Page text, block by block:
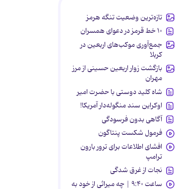
تازه‌ترین وضعیت تنگه هرمز
۱۰ خط قرمز در دعوای همسران
جمع‌آوری موکب‌های اربعین در
کربلا
بازگشت زوار اربعین حسینی از مرز
مهران
شاه کلید دوستی با حضرت امیر
اوکراین سند منگوله‌دار آمریکا!
آگاهی بدون فرسودگی
فرمول شکست پنتاگون
افشای اطلاعات برای ترور بارون
ترامپ
نجات از غرق شدگی
ساعت ۹:۴۰ | چه میراثی از خود به